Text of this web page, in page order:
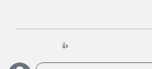
👍